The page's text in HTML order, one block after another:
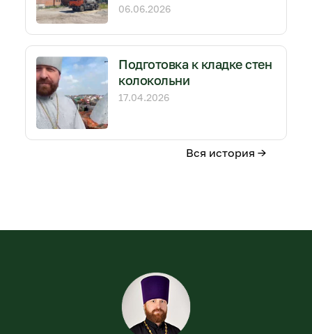
06.06.2026
Подготовка к кладке стен
колокольни
17.04.2026
Вся история →